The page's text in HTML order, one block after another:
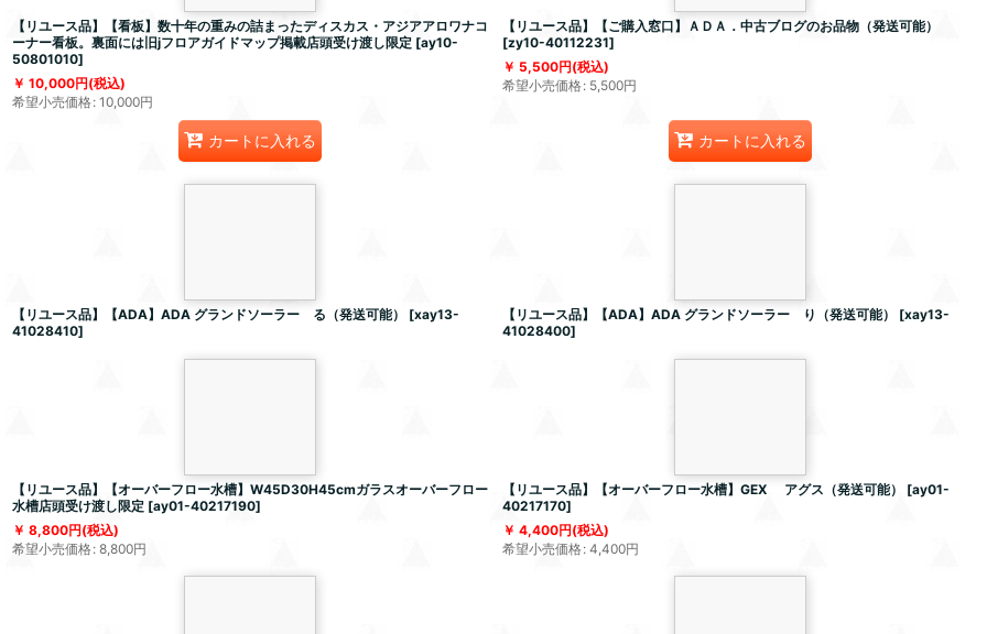
【リユース品】【看板】数十年の重みの詰まったディスカス・アジアアロワナコ
ーナー看板。裏面には旧jフロアガイドマップ掲載店頭受け渡し限定 [ay10-
50801010]
10,000円(税込)
希望小売価格: 10,000円
カートに入れる
【リユース品】【ご購入窓口】ＡＤＡ．中古ブログのお品物（発送可能）
[zy10-40112231]
5,500円(税込)
希望小売価格: 5,500円
カートに入れる
【リユース品】【ADA】ADA グランドソーラー る（発送可能） [xay13-
41028410]
【リユース品】【ADA】ADA グランドソーラー り（発送可能） [xay13-
41028400]
【リユース品】【オーバーフロー水槽】W45D30H45cmガラスオーバーフロー
水槽店頭受け渡し限定 [ay01-40217190]
8,800円(税込)
希望小売価格: 8,800円
【リユース品】【オーバーフロー水槽】GEX アグス（発送可能） [ay01-
40217170]
4,400円(税込)
希望小売価格: 4,400円